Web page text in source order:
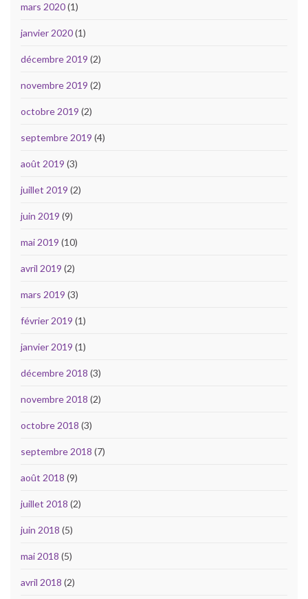
mars 2020(1)
janvier 2020(1)
décembre 2019 (2)
novembre 2019 (2)
octobre 2019 (2)
septembre 2019 (4)
août 2019 (3)
juillet 2019 (2)
juin 2019 (9)
mai 2019 (10)
avril 2019 (2)
mars 2019 (3)
février 2019 (1)
janvier 2019 (1)
décembre 2018 (3)
novembre 2018 (2)
octobre 2018 (3)
septembre 2018 (7)
août 2018 (9)
juillet 2018 (2)
juin 2018 (5)
mai 2018 (5)
avril 2018 (2)